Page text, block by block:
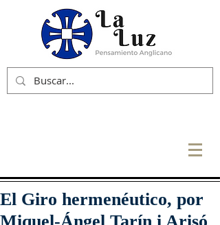
El Giro hermenéutico, por